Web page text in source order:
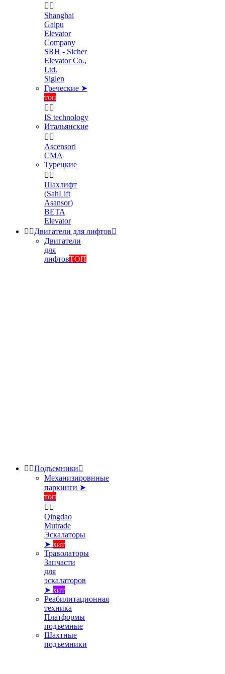
 
Shanghai
Gaipu
Elevator
Company
SRH - Sicher
Elevator Co.,
Ltd.
Siglen
Греческие ➤
топ
 
IS technology
Итальянские
 
Ascensori
CMA
Турецкие
 
Шахлифт
(SahLift
Asansor)
BETA
Elevator
 Двигатели для лифтов
Двигатели
для
лифтовТОП
 Подъемники
Механизировнные
паркинги ➤
топ
 
Qingdao
Mutrade
Эскалаторы
➤ хит
Траволаторы
Запчасти
для
эскалаторов
➤ хит
Реабилитационная
техника
Платформы
подъемные
Шахтные
подъемники